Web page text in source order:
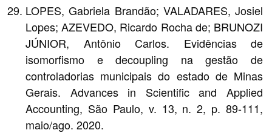
LOPES, Gabriela Brandão; VALADARES, Josiel
Lopes; AZEVEDO, Ricardo Rocha de; BRUNOZI
JÚNIOR, Antônio Carlos. Evidências de
isomorfismo e decoupling na gestão de
controladorias municipais do estado de Minas
Gerais. Advances in Scientific and Applied
Accounting, São Paulo, v. 13, n. 2, p. 89-111,
maio/ago. 2020.